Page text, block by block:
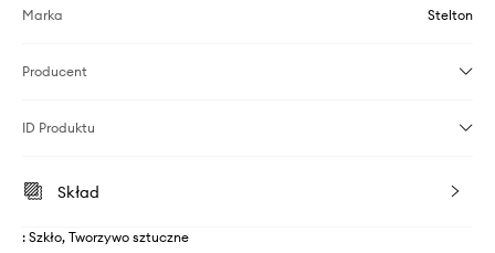
Marka Stelton
Producent
ID Produktu
Skład
: Szkło, Tworzywo sztuczne